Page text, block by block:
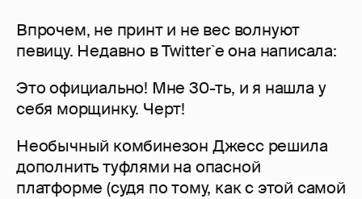
Впрочем, не принт и не вес волнуют
певицу. Недавно в Twitter`е она написала:
Это официально! Мне 30-ть, и я нашла у
себя морщинку. Черт!
Необычный комбинезон Джесс решила
дополнить туфлями на опасной
платформе (судя по тому, как с этой самой